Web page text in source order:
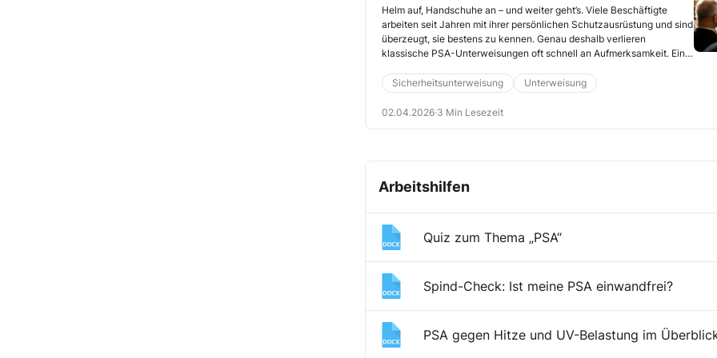
Helm auf, Handschuhe an – und weiter geht’s. Viele Beschäftigte
arbeiten seit Jahren mit ihrer persönlichen Schutzausrüstung und sind
überzeugt, sie bestens zu kennen. Genau deshalb verlieren
klassische PSA-Unterweisungen oft schnell an Aufmerksamkeit. Ein
selbst herausfinden, welche Ausrüstung in einer Situation wirklich
schützt.
Sicherheitsunterweisung Unterweisung
02.04.2026·3 Min Lesezeit
Arbeitshilfen
Quiz zum Thema „PSA“
Spind-Check: Ist meine PSA einwandfrei?
PSA gegen Hitze und UV-Belastung im